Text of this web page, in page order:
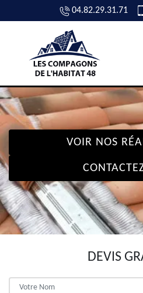
04.82.29.31.71
VOIR NOS
DEVIS